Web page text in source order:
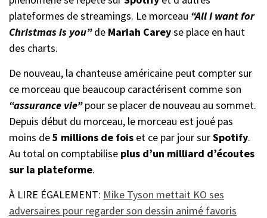
plateformes de streamings. Le morceau “All I want for
Christmas is you”de Mariah Careyse place en haut
des charts.
De nouveau, la chanteuse américaine peut compter sur
ce morceau que beaucoup caractérisent comme son
“assurance vie”pour se placer de nouveau au sommet.
Depuis début du morceau, le morceau est joué pas
moins de5 millions de fois et ce par jour surSpotify.
Au total on comptabilise plus d’un milliard d’écoutes
sur la plateforme.
À LIRE ÉGALEMENT: Mike Tyson mettait KO ses
adversaires pour regarder son dessin animé favoris